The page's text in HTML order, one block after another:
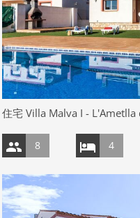
住宅 Villa Malva I - L'Ametlla
8 4